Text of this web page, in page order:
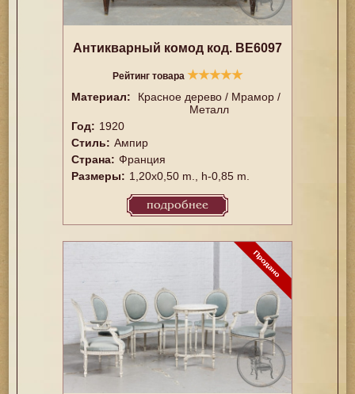
Антикварный комод код. BE6097
Рейтинг товара ★★★★★
Материал:
Красное дерево / Мрамор /
Металл
Год: 1920
Стиль: Ампир
Страна: Франция
Размеры: 1,20x0,50 m., h-0,85 m.
подробнее